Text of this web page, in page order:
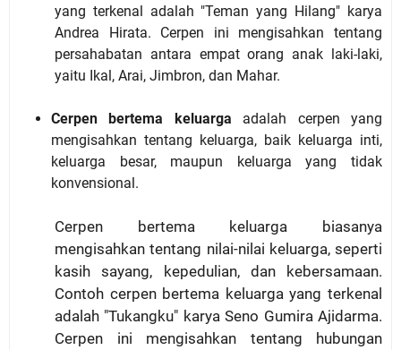
yang terkenal adalah "Teman yang Hilang" karya
Andrea Hirata. Cerpen ini mengisahkan tentang
persahabatan antara empat orang anak laki-laki,
yaitu Ikal, Arai, Jimbron, dan Mahar.
Cerpen bertema keluarga adalah cerpen yang
mengisahkan tentang keluarga, baik keluarga inti,
keluarga besar, maupun keluarga yang tidak
konvensional.
Cerpen bertema keluarga biasanya
mengisahkan tentang nilai-nilai keluarga, seperti
kasih sayang, kepedulian, dan kebersamaan.
Contoh cerpen bertema keluarga yang terkenal
adalah "Tukangku" karya Seno Gumira Ajidarma.
Cerpen ini mengisahkan tentang hubungan